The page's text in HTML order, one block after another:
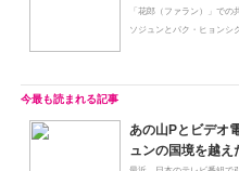
「花郎（ファラン）」での
ソジュンとパク・ヒョンシ
あの山Pとビデオ
ュンの国境を越